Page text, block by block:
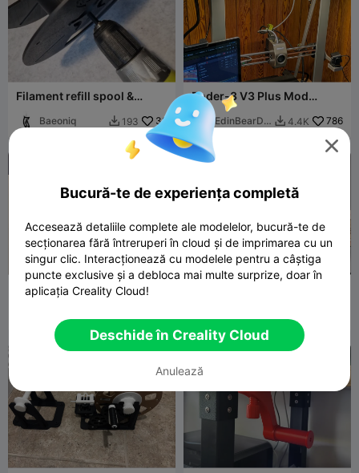
Filament refill spool &
Adapter
Baeoniq  193 38
Ender-3 V3 Plus Mod
Collection
EdinBearDr
 4.4K 786
Minimalistic spool shelf
(16mm pipe)
Sokalski

Bucură-te de experiența completă
Accesează detaliile complete ale modelelor, bucură-te de
secționarea fără întreruperi în cloud și de imprimarea cu un
singur clic. Interacționează cu modelele pentru a câștiga
puncte exclusive și a debloca mai multe surprize, doar în
aplicația Creality Cloud!
Deschide în Creality Cloud
Anulează